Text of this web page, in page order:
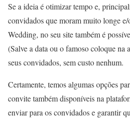
Se a ideia é otimizar tempo e,
convidados que moram muito longe
Wedding, no seu site também é
(Salve a data ou o famoso coloque na
seus convidados, sem custo nenhum.
Certamente, temos algumas opções
convite também disponíveis na
enviar para os convidados e garantir